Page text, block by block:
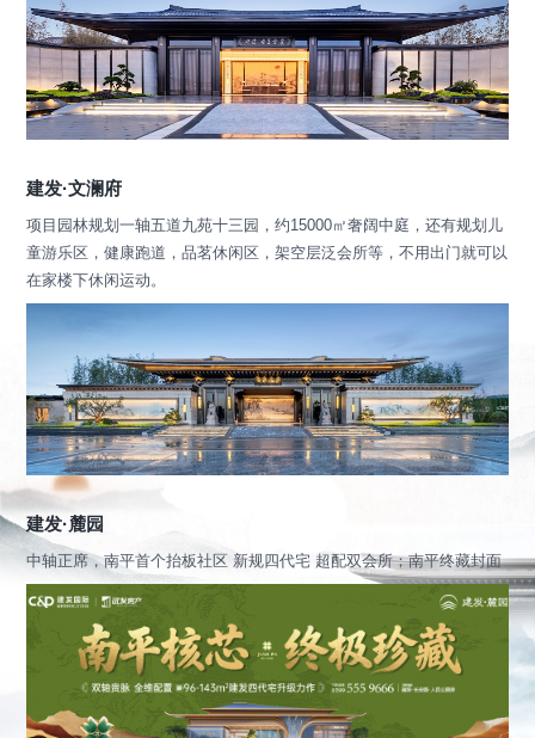
建发·文澜府
项目园林规划一轴五道九苑十三园，约15000㎡奢阔中庭，还有规划儿
童游乐区，健康跑道，品茗休闲区，架空层泛会所等，不用出门就可以
在家楼下休闲运动。
建发·麓园
中轴正席，南平首个抬板社区 新规四代宅 超配双会所；南平终藏封面